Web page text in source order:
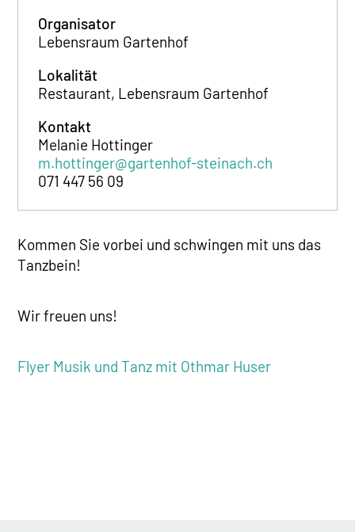
Organisator
Lebensraum Gartenhof
Lokalität
Restaurant, Lebensraum Gartenhof
Kontakt
Melanie Hottinger
m.hottinger@gartenhof-steinach.ch
071 447 56 09
Kommen Sie vorbei und schwingen mit uns das
Tanzbein!
Wir freuen uns!
Flyer Musik und Tanz mit Othmar Huser